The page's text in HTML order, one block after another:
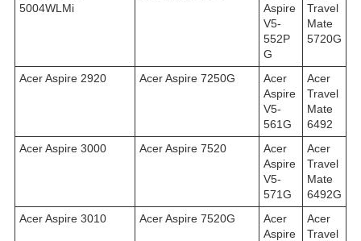
5004WLMi
Aspire
V5-
552P
G
Travel
Mate
5720G
Acer Aspire 2920 Acer Aspire 7250G
Acer
Aspire
V5-
561G
Acer
Travel
Mate
6492
Acer Aspire 3000
Acer Aspire 7520
Acer
Aspire
V5-
571G
Acer
Travel
Mate
6492G
Acer Aspire 3010
Acer Aspire 7520G
Acer
Aspire
Acer
Travel